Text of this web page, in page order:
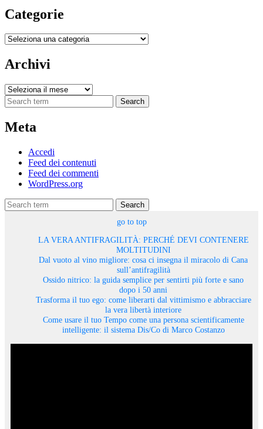
Categorie
Categorie
Archivi
Archivi
Search
Meta
Accedi
Feed dei contenuti
Feed dei commenti
WordPress.org
Search
go to top
LA VERA ANTIFRAGILITÀ: PERCHÉ DEVI CONTENERE
MOLTITUDINI
Dal vuoto al vino migliore: cosa ci insegna il miracolo di Cana
sull’antifragilità
Ossido nitrico: la guida semplice per sentirti più forte e sano
dopo i 50 anni
Trasforma il tuo ego: come liberarti dal vittimismo e abbracciare
la vera libertà interiore
Come usare il tuo Tempo come una persona scientificamente
intelligente: il sistema Dis/Co di Marco Costanzo